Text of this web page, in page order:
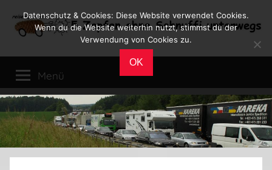
Inhalt
Reiseblog
Leben
im
Wohnmobil
Menü
Datenschutz & Cookies: Diese Website verwendet Cookies.
Wenn du die Website weiterhin nutzt, stimmst du der
Verwendung von Cookies zu.
OK